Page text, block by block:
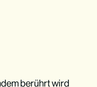
berührt wird